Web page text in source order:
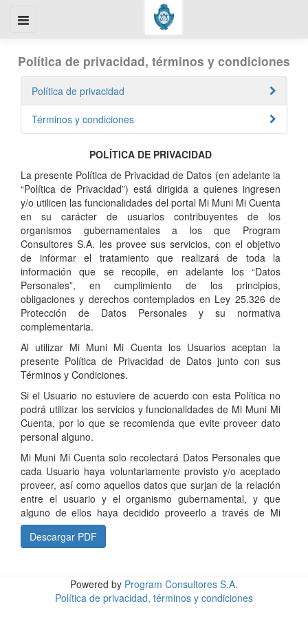
Política de privacidad, términos y condiciones
Política de privacidad
Términos y condiciones
POLÍTICA DE PRIVACIDAD
La presente Política de Privacidad de Datos (en adelante la
“Política de Privacidad”) está dirigida a quienes ingresen
y/o utilicen las funcionalidades del portal Mi Muni Mi Cuenta
en su carácter de usuarios contribuyentes de los
organismos gubernamentales a los que Program
Consultores S.A. les provee sus servicios, con el objetivo
de informar el tratamiento que realizará de toda la
información que se recopile, en adelante los “Datos
Personales”, en cumplimiento de los principios,
obligaciones y derechos contemplados en Ley 25.326 de
Protección de Datos Personales y su normativa
complementaria.
Al utilizar Mi Muni Mi Cuenta los Usuarios aceptan la
presente Política de Privacidad de Datos junto con sus
Términos y Condiciones.
Si el Usuario no estuviere de acuerdo con esta Política no
podrá utilizar los servicios y funcionalidades de Mi Muni Mi
Cuenta, por lo que se recomienda que evite proveer dato
personal alguno.
Mi Muni Mi Cuenta solo recolectará Datos Personales que
cada Usuario haya voluntariamente provisto y/o aceptado
proveer, así como aquellos datos que surjan de la relación
entre el usuario y el organismo gubernamental, y que
alguno de ellos haya decidido proveerlo a través de Mi
Muni Mi Cuenta. Si el Usuario decidiera no proveer la
información requerida, Program Consultores S.A. se vería
En el supuesto que el Usuario proporcione y/o gestione
información de otra persona física o jurídica, Program
Descargar PDF
Powered by Program Consultores S.A.
Política de privacidad, términos y condiciones